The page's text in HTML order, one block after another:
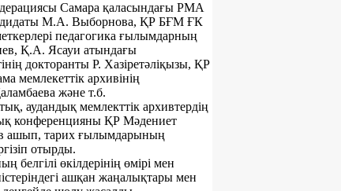
Самара қаласындағы РМА
М.А. Выборнова, ҚР БҒМ ҒК
педагогика ғылымдарның
Қ.А. Ясауи атындағы
докторанты Р. Хазіретәліқызы, ҚР
мемлекеттік архивінің
және т.б.
аудандық мемлекттік архивтердің
конференцияны ҚР Мәдениет
ашып, тарих ғылымдарының
отырды.
белгілі өкілдерінің өмірі мен
ашқан жаңалықтары мен